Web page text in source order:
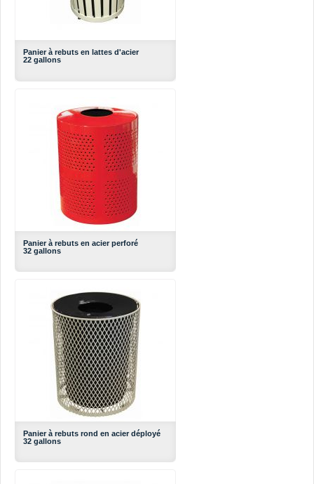
Panier à rebuts en lattes d'acier
22 gallons
Panier à rebuts en acier perforé
32 gallons
Panier à rebuts rond en acier déployé
32 gallons